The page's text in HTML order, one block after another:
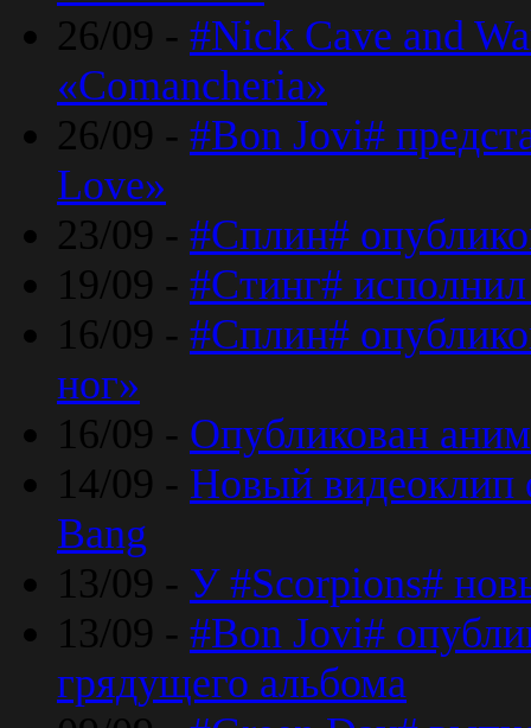
26/09 - #Nick Cave and
«Comancheria»
26/09 - #Bon Jovi#
Love»
23/09 - #Сплин#
19/09 - #Стинг#
16/09 - #Сплин#
ног»
16/09 - Опубликован
14/09 - Новый видеоклип
Bang
13/09 - У #Scorpions#
13/09 - #Bon Jovi#
грядущего альбома